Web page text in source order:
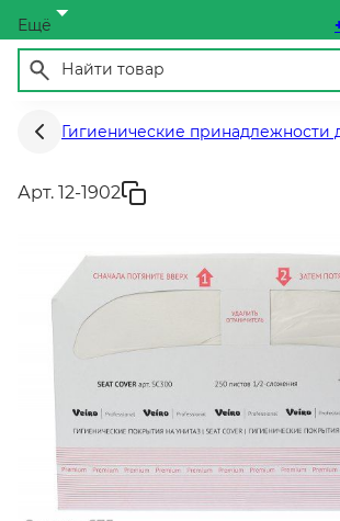
Ещё
Гигиенические принадлежности
Арт. 12-1902